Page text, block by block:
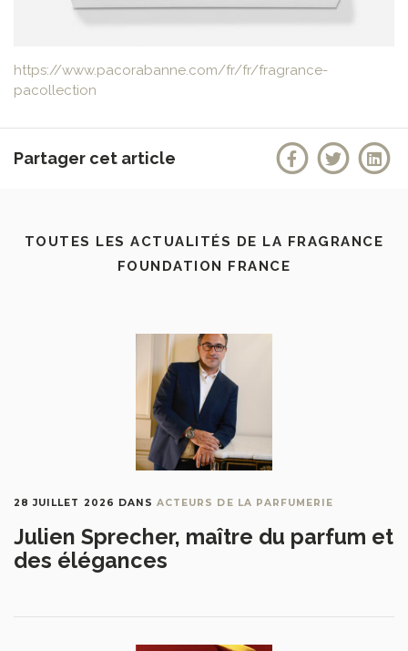
https://www.pacorabanne.com/fr/fr/fragrance-
pacollection
Partager cet article
TOUTES LES ACTUALITÉS DE LA FRAGRANCE
FOUNDATION FRANCE
28 JUILLET 2026 DANSACTEURS DE LA PARFUMERIE
Julien Sprecher, maître du parfum et
des élégances